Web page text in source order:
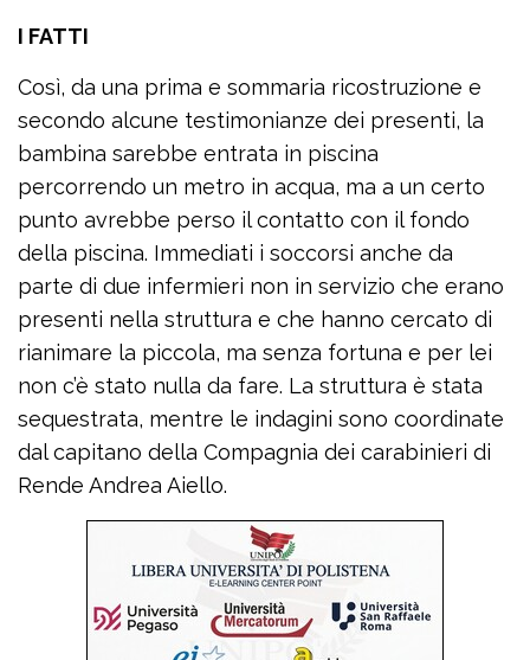
I FATTI
Così, da una prima e sommaria ricostruzione e
secondo alcune testimonianze dei presenti, la
bambina sarebbe entrata in piscina
percorrendo un metro in acqua, ma a un certo
punto avrebbe perso il contatto con il fondo
della piscina. Immediati i soccorsi anche da
parte di due infermieri non in servizio che erano
presenti nella struttura e che hanno cercato di
rianimare la piccola, ma senza fortuna e per lei
non c’è stato nulla da fare. La struttura è stata
sequestrata, mentre le indagini sono coordinate
dal capitano della Compagnia dei carabinieri di
Rende Andrea Aiello.